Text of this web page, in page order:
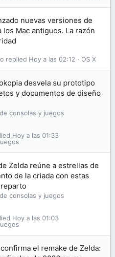
nuevas versiones de
los Mac antiguos. La razón
OS X
Hoy a las 02:12
desvela su prototipo
y documentos de diseño
consolas y juegos
Hoy a las 01:33
Zelda reúne a estrellas de
de la criada con estas
consolas y juegos
Hoy a las 01:03
el remake de Zelda: